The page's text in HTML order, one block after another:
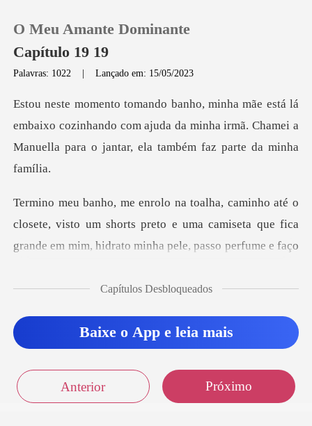
0
Loja
Sair
O Meu Amante Dominante
Capítulo 19 19
Palavras: 1022 |Lançado em: 15/05/2023
aixo cozinhando com ajuda da minha irmã. Chamei a
Manuel
e, visto um shorts preto e uma camiseta que fica
grande em m
Capítulos Desbloqueados
Baixe o App e leia mais
Anterior Próximo